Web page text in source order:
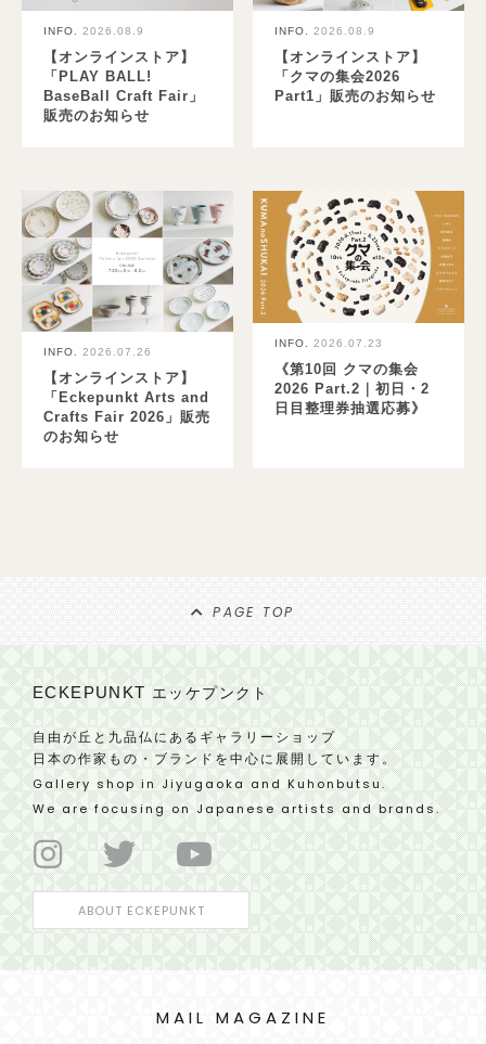
INFO. 2026.08.9
【オンラインストア】
「PLAY BALL!
BaseBall Craft Fair」
販売のお知らせ
INFO. 2026.08.9
【オンラインストア】
「クマの集会2026
Part1」販売のお知らせ
INFO. 2026.07.26
【オンラインストア】
「Eckepunkt Arts and
Crafts Fair 2026」販売
のお知らせ
INFO. 2026.07.23
《第10回 クマの集会
2026 Part.2｜初日・2
日目整理券抽選応募》
PAGE TOP
ECKEPUNKTエッケプンクト
自由が丘と九品仏にあるギャラリーショップ
日本の作家もの・ブランドを中心に展開しています。
Gallery shop in Jiyugaoka and Kuhonbutsu.
We are focusing on Japanese artists and brands.
ABOUT ECKEPUNKT
MAIL MAGAZINE